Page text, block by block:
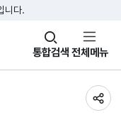
니다.
통합검색
창
열기 전체메뉴